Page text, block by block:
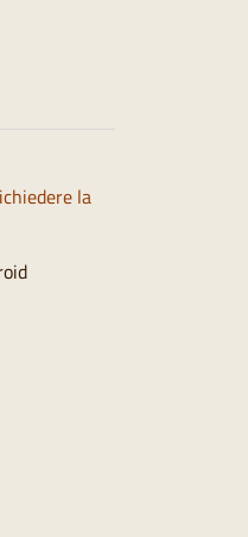
la